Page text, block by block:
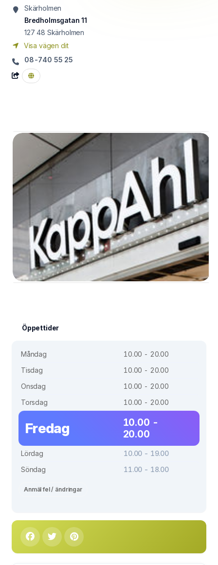
Skärholmen
Bredholmsgatan 11
127 48 Skärholmen
Visa vägen dit
08-740 55 25
Öppettider
Måndag
10.00 - 20.00
Tisdag
10.00 - 20.00
Onsdag
10.00 - 20.00
Torsdag
10.00 - 20.00
Fredag
10.00 -
20.00
Lördag
10.00 - 19.00
Söndag
11.00 - 18.00
Anmäl fel / ändringar